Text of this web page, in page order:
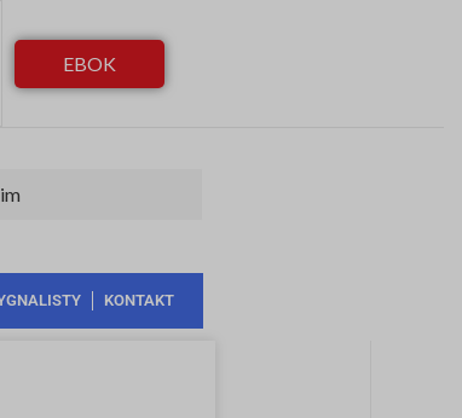
EBOK
KONTAKT